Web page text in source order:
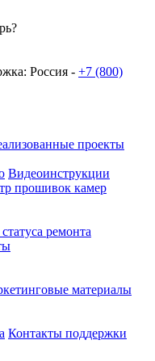
Россия - +7 (800)
проекты
Видеоинструкции
прошивок камер
ремонта
материалы
Контакты поддержки